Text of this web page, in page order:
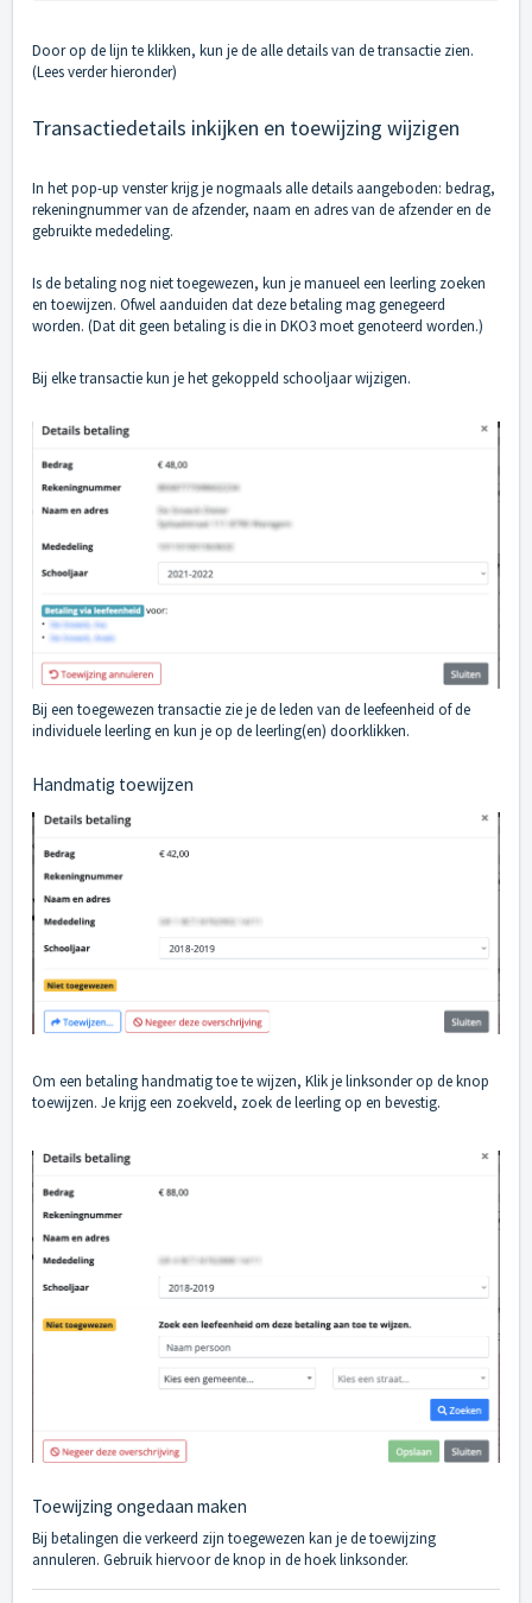
Door op de lijn te klikken, kun je de alle details van de transactie zien.
(Lees verder hieronder)
Transactiedetails inkijken en toewijzing wijzigen
In het pop-up venster krijg je nogmaals alle details aangeboden: bedrag,
rekeningnummer van de afzender, naam en adres van de afzender en de
gebruikte mededeling.
Is de betaling nog niet toegewezen, kun je manueel een leerling zoeken
en toewijzen. Ofwel aanduiden dat deze betaling mag genegeerd
worden. (Dat dit geen betaling is die in DKO3 moet genoteerd worden.)
Bij elke transactie kun je het gekoppeld schooljaar wijzigen.
Bij een toegewezen transactie zie je de leden van de leefeenheid of de
individuele leerling en kun je op de leerling(en) doorklikken.
Handmatig toewijzen
Om een betaling handmatig toe te wijzen, Klik je linksonder op de knop
toewijzen. Je krijg een zoekveld, zoek de leerling op en bevestig.
Toewijzing ongedaan maken
Bij betalingen die verkeerd zijn toegewezen kan je de toewijzing
annuleren. Gebruik hiervoor de knop in de hoek linksonder.